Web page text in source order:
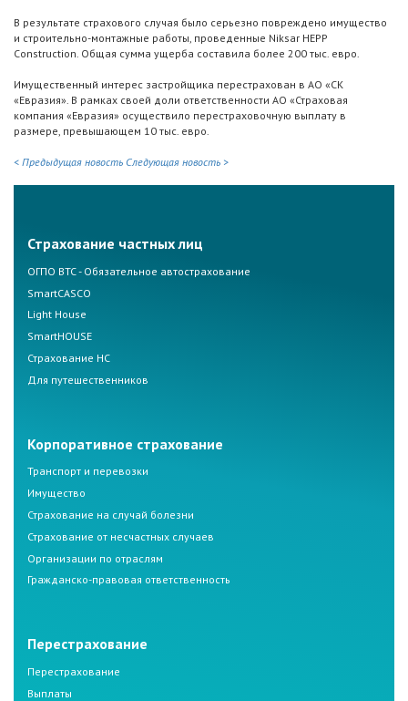
В результате страхового случая было серьезно повреждено имущество
и строительно-монтажные работы, проведенные Niksar HEPP
Construction. Общая сумма ущерба составила более 200 тыс. евро.
Имущественный интерес застройщика перестрахован в АО «СК
«Евразия». В рамках своей доли ответственности АО «Страховая
компания «Евразия» осуществило перестраховочную выплату в
размере, превышающем 10 тыс. евро.
< Предыдущая новость Следующая новость >
Страхование частных лиц
ОГПО ВТС - Обязательное автострахование
SmartCASCO
Light House
SmartHOUSE
Страхование НС
Для путешественников
Корпоративное страхование
Транспорт и перевозки
Имущество
Страхование на случай болезни
Страхование от несчастных случаев
Организации по отраслям
Гражданско-правовая ответственность
Перестрахование
Перестрахование
Выплаты